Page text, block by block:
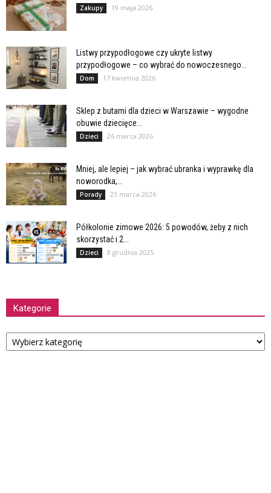
Zakupy 19 maja 2026
Listwy przypodłogowe czy ukryte listwy
przypodłogowe – co wybrać do nowoczesnego...
Dom 17 kwietnia 2026
Sklep z butami dla dzieci w Warszawie – wygodne
obuwie dziecięce...
Dzieci 26 marca 2026
Mniej, ale lepiej – jak wybrać ubranka i wyprawkę dla
noworodka,...
Porady 23 marca 2026
Półkolonie zimowe 2026: 5 powodów, żeby z nich
skorzystać i 2...
Dzieci 8 grudnia 2025
Kategorie
Kategorie